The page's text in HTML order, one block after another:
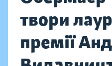
твори
премії